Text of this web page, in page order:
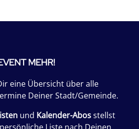
MEHR!
eine Übersicht über alle
Deiner Stadt/Gemeinde.
und Kalender-Abosstellst